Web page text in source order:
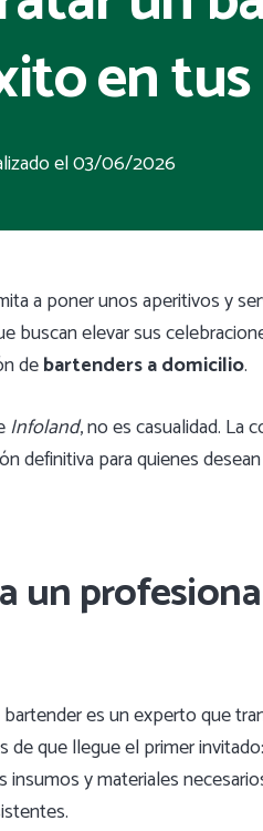
en
el03/06/2026
a poner unos aperitivos y
buscan elevar sus
debartenders a domicilio.
Infoland, no es casualidad. La
definitiva para quienes
un
es un experto que
que llegue el primer
insumos y materiales